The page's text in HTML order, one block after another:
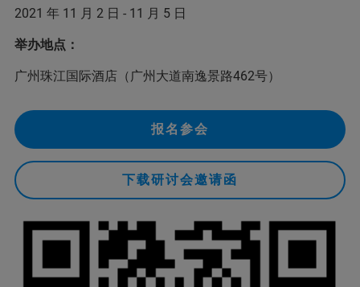
2021 年 11 月 2 日 - 11 月 5 日
举办地点：
广州珠江国际酒店（广州大道南逸景路462号）
报名参会
下载研讨会邀请函